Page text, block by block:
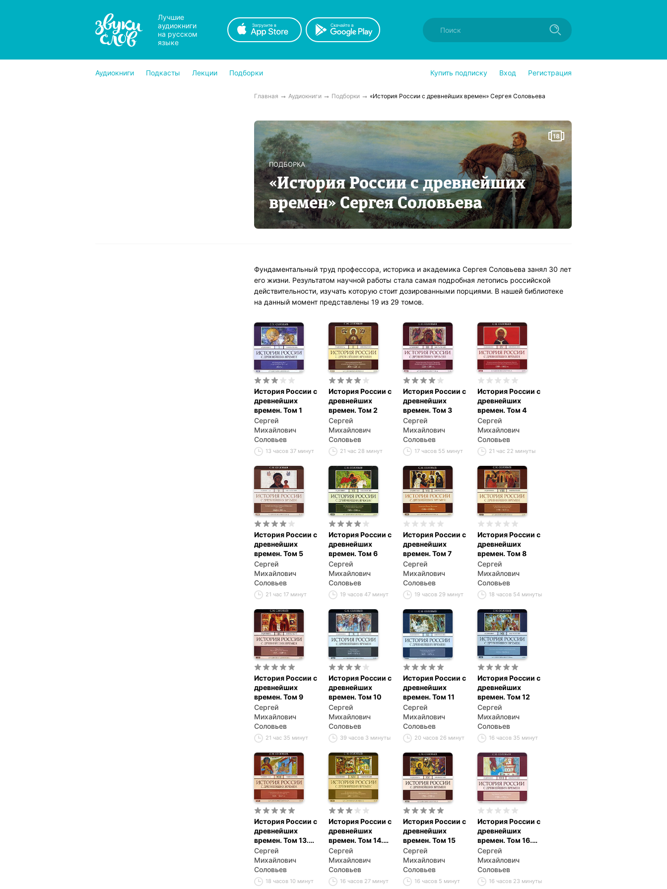
Лучшие
аудиокниги
на русском
языке
Аудиокниги Подкасты Лекции Подборки Купить подписку Вход Регистрация
Главная Аудиокниги Подборки «История России с древнейших времен» Сергея Соловьева
18
ПОДБОРКА
«История России с древнейших
времен» Сергея Соловьева
Фундаментальный труд профессора, историка и академика Сергея Соловьева занял 30 лет
его жизни. Результатом научной работы стала самая подробная летопись российской
действительности, изучать которую стоит дозированными порциями. В нашей библиотеке
на данный момент представлены 19 из 29 томов.
История России с
древнейших
времен. Том 1
Сергей
Михайлович
Соловьев
13 часов 37 минут
История России с
древнейших
времен. Том 2
Сергей
Михайлович
Соловьев
21 час 28 минут
История России с
древнейших
времен. Том 3
Сергей
Михайлович
Соловьев
17 часов 55 минут
История России с
древнейших
времен. Том 4
Сергей
Михайлович
Соловьев
21 час 22 минуты
История России с
древнейших
времен. Том 5
Сергей
Михайлович
Соловьев
21 час 17 минут
История России с
древнейших
времен. Том 6
Сергей
Михайлович
Соловьев
19 часов 47 минут
История России с
древнейших
времен. Том 7
Сергей
Михайлович
Соловьев
19 часов 29 минут
История России с
древнейших
времен. Том 8
Сергей
Михайлович
Соловьев
18 часов 54 минуты
История России с
древнейших
времен. Том 9
Сергей
Михайлович
Соловьев
21 час 35 минут
История России с
древнейших
времен. Том 10
Сергей
Михайлович
Соловьев
39 часов 3 минуты
История России с
древнейших
времен. Том 11
Сергей
Михайлович
Соловьев
20 часов 26 минут
История России с
древнейших
времен. Том 12
Сергей
Михайлович
Соловьев
16 часов 35 минут
История России с
древнейших
времен. Том 13.
От царствования
Феодора
Алексеевича до
московской
смуты 1682 г.
Сергей
Михайлович
Соловьев
18 часов 10 минут
История России с
древнейших
времен. Том 14.
От правления
царевны Софии
до начала
царствования
Петра I
Сергей
Михайлович
Соловьев
16 часов 27 минут
История России с
древнейших
времен. Том 15
Сергей
Михайлович
Соловьев
16 часов 5 минут
История России с
древнейших
времен. Том 16.
Царствование
Петра I
Алексеевича.
1709–1722 гг.
Сергей
Михайлович
Соловьев
16 часов 23 минуты